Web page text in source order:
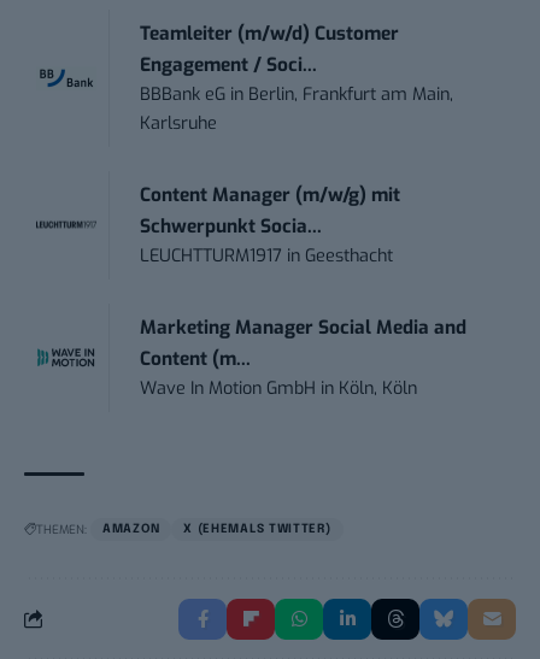
Teamleiter (m/w/d) Customer
Engagement / Soci...
BBBank eG in Berlin, Frankfurt am Main,
Karlsruhe
Content Manager (m/w/g) mit
Schwerpunkt Socia...
LEUCHTTURM1917 in Geesthacht
Marketing Manager Social Media and
Content (m...
Wave In Motion GmbH in Köln, Köln
THEMEN: AMAZON X (EHEMALS TWITTER)